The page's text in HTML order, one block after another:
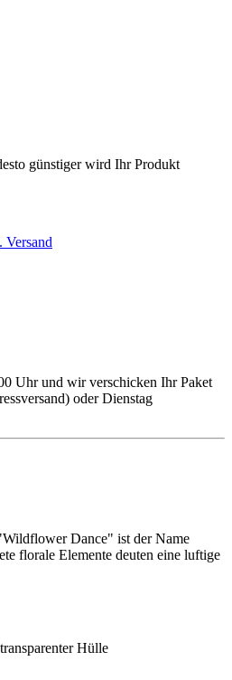
günstiger wird Ihr Produkt
Versand
Uhr und wir verschicken Ihr Paket
oder Dienstag
Dance" ist der Name
florale Elemente deuten eine luftige
Hülle